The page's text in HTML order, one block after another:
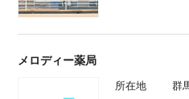
メロディー薬局
所在地 群